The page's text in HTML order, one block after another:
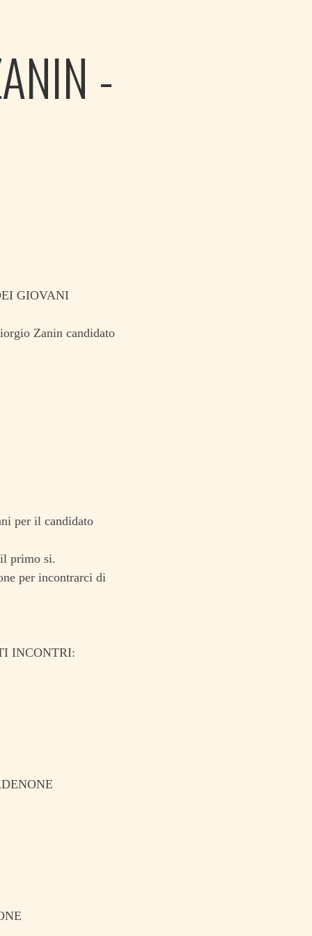
-
GIOVANI
Zanin candidato
per il candidato
primo si.
per incontrarci di
INCONTRI: